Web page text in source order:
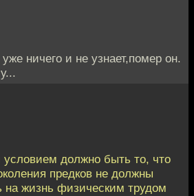
ничего и не узнает,помер он.
должно быть то, что
предков не должны
на жизнь физическим трудом